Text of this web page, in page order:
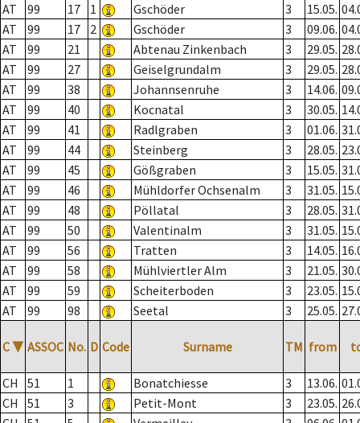
AT
99 17 1 Gschöder 3 15.05.
AT
99 17 2 Gschöder 3 09.06.
AT
99 21 Abtenau Zinkenbach 3 29.05.
AT
99 27 Geiselgrundalm 3 29.05.
AT
99 38 Johannsenruhe 3 14.06.
AT
99 40 Kocnatal 3 30.05.
AT
99 41 Radlgraben 3 01.06.
AT
99 44 Steinberg 3 28.05.
AT
99 45 Gößgraben 3 15.05.
AT
99 46 Mühldorfer Ochsenalm 3 31.05.
AT
99 48 Pöllatal 3 28.05.
AT
99 50 Valentinalm 3 31.05.
AT
99 56 Tratten 3 14.05.
AT
99 58 Mühlviertler Alm 3 21.05.
AT
99 59 Scheiterboden 3 23.05.
AT
99 98 Seetal 3 25.05.
C ▼ ASSOC No. D Code Surname TM from
CH 51 1 Bonatchiesse 3 13.06.
CH
51 3 Petit-Mont 3 23.05.